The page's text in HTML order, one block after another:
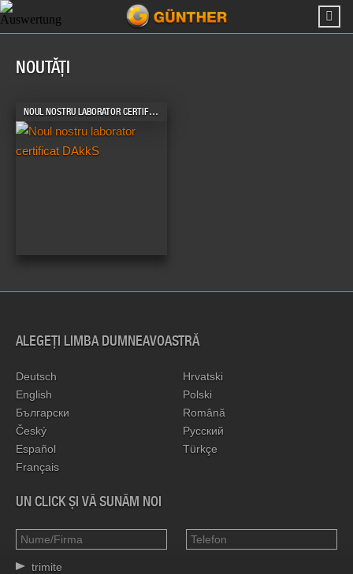
NOUTĂȚI
NOUL NOSTRU LABORATOR CERTIFICAT DAKKS
ALEGEȚI LIMBA DUMNEAVOASTRĂ
Deutsch
English
Български
Český
Español
Français
Hrvatski
Polski
Română
Русский
Türkçe
UN CLICK ȘI VĂ SUNĂM NOI
trimite